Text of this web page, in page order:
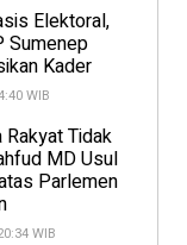
Elektoral,
Sumenep
Kader
WIB
Rakyat Tidak
MD Usul
Parlemen
WIB